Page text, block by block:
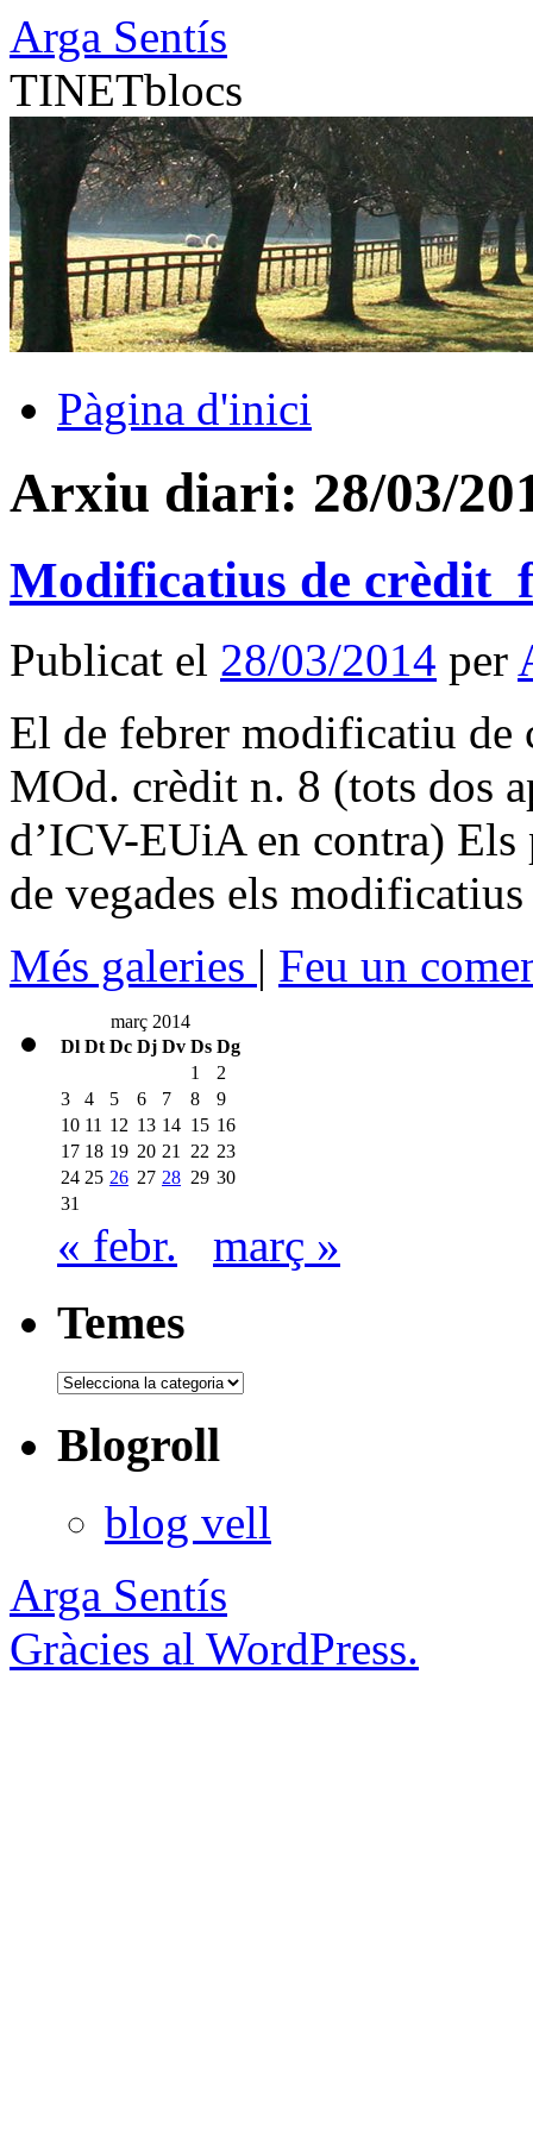
Vés
al
contingut
Arga Sentís
TINETblocs
Pàgina d'inici
Arxiu diari: 28/03/
Modificatius de
Publicat el 28/03/2014 per
El de febrer modificatiu de
MOd. crèdit n. 8 (tots dos
d’ICV-EUiA en contra) Els
de vegades els
Més galeries | Feu un
març 2014
Dl Dt Dc Dj Dv Ds Dg
1
2
3
4 5 6 7 8
9
10 11 12 13 14 15 16
17 18 19 20 21 22 23
24 25 26 27 28 29 30
31
« febr. març »
Temes
Temes
Blogroll
blog vell
Arga Sentís
Gràcies al WordPress.